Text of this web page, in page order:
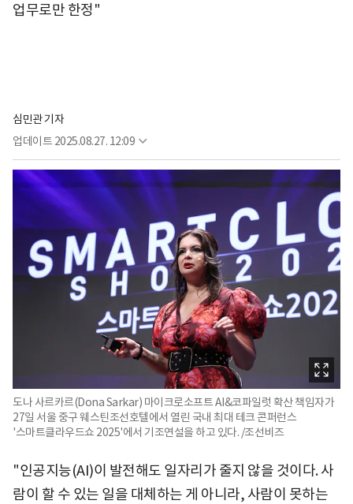
업무로만 한정"
심민관 기자
업데이트 2025.08.27. 12:09
도나 사르카르(Dona Sarkar) 마이크로소프트 AI&코파일럿 확산 책임자가
27일 서울 중구 웨스틴조선호텔에서 열린 국내 최대 테크 콘퍼런스
'스마트클라우드쇼 2025'에서 기조연설을 하고 있다. /조선비즈
"인공지능(AI)이 발전해도 일자리가 줄지 않을 것이다. 사
람이 할 수 있는 일을 대체하는 게 아니라, 사람이 못하는